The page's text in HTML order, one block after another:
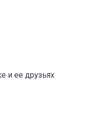
и ее друзьях